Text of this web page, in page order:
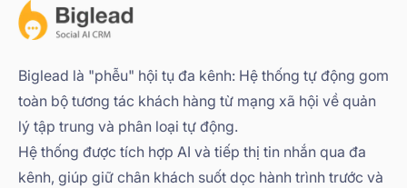
Biglead là "phễu" hội tụ đa kênh: Hệ thống tự động gom
toàn bộ tương tác khách hàng từ mạng xã hội về quản
lý tập trung và phân loại tự động.
Hệ thống được tích hợp AI và tiếp thị tin nhắn qua đa
kênh, giúp giữ chân khách suốt dọc hành trình trước và